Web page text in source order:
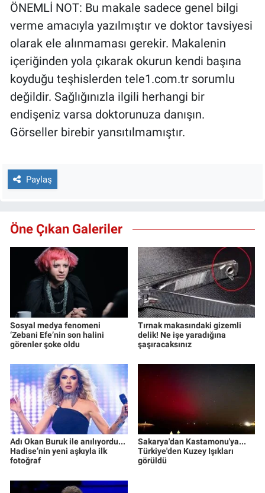
ÖNEMLİ NOT: Bu makale sadece genel bilgi
verme amacıyla yazılmıştır ve doktor tavsiyesi
olarak ele alınmaması gerekir. Makalenin
içeriğinden yola çıkarak okurun kendi başına
koyduğu teşhislerden tele1.com.tr sorumlu
değildir. Sağlığınızla ilgili herhangi bir
endişeniz varsa doktorunuza danışın.
Görseller birebir yansıtılmamıştır.
Paylaş
Öne Çıkan Galeriler
Sosyal medya fenomeni
‘Zebani Efe’nin son halini
görenler şoke oldu
Tırnak makasındaki gizemli
delik! Ne işe yaradığına
şaşıracaksınız
Adı Okan Buruk ile anılıyordu...
Hadise’nin yeni aşkıyla ilk
fotoğraf
Sakarya'dan Kastamonu'ya...
Türkiye'den Kuzey Işıkları
görüldü